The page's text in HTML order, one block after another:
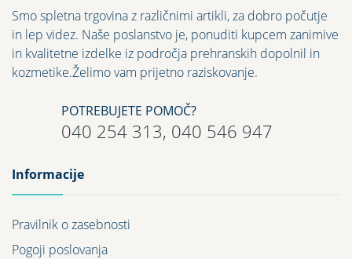
Smo spletna trgovina z različnimi artikli, za dobro počutje
in lep videz. Naše poslanstvo je, ponuditi kupcem zanimive
in kvalitetne izdelke iz področja prehranskih dopolnil in
kozmetike.Želimo vam prijetno raziskovanje.
POTREBUJETE POMOČ?
040 254 313, 040 546 947
Informacije
Pravilnik o zasebnosti
Pogoji poslovanja